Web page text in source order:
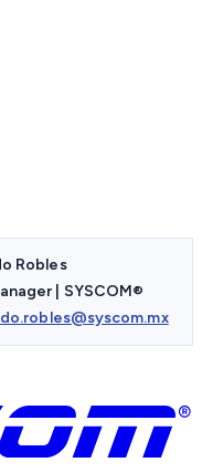
Robles
| SYSCOM®